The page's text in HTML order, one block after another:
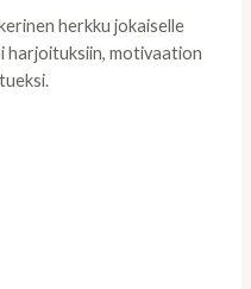
herkku jokaiselle
harjoituksiin, motivaation